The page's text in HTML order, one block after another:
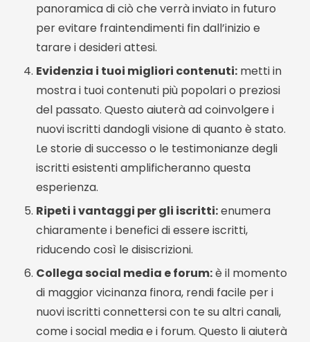
panoramica di ciò che verrà inviato in futuro
per evitare fraintendimenti fin dall’inizio e
tarare i desideri attesi.
Evidenzia i tuoi migliori contenuti: metti in
mostra i tuoi contenuti più popolari o preziosi
del passato. Questo aiuterà ad coinvolgere i
nuovi iscritti dandogli visione di quanto è stato.
Le storie di successo o le testimonianze degli
iscritti esistenti amplificheranno questa
esperienza.
Ripeti i vantaggi per gli iscritti:enumera
chiaramente i benefici di essere iscritti,
riducendo così le disiscrizioni.
Collega social media e forum:è il momento
di maggior vicinanza finora, rendi facile per i
nuovi iscritti connettersi con te su altri canali,
come i social media e i forum. Questo li aiuterà